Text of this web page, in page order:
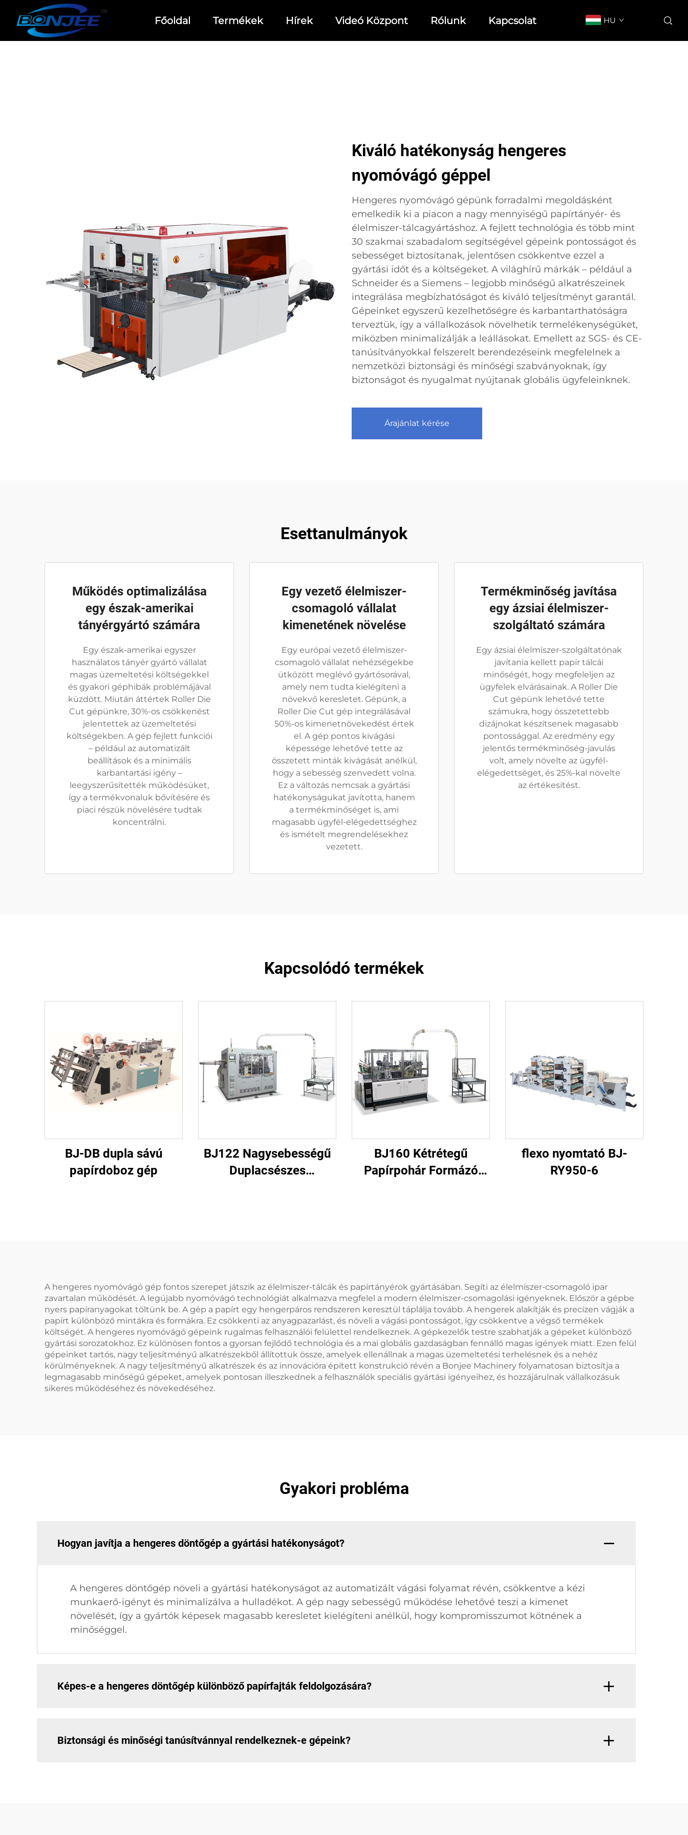
Főoldal Termékek Hírek Videó Központ Rólunk Kapcsolat HU
Kiváló hatékonyság hengeres
nyomóvágó géppel
Hengeres nyomóvágó gépünk forradalmi megoldásként
emelkedik ki a piacon a nagy mennyiségű papírtányér- és
élelmiszer-tálcagyártáshoz. A fejlett technológia és több mint
30 szakmai szabadalom segítségével gépeink pontosságot és
sebességet biztosítanak, jelentősen csökkentve ezzel a
gyártási időt és a költségeket. A világhírű márkák – például a
Schneider és a Siemens – legjobb minőségű alkatrészeinek
integrálása megbízhatóságot és kiváló teljesítményt garantál.
Gépeinket egyszerű kezelhetőségre és karbantarthatóságra
terveztük, így a vállalkozások növelhetik termelékenységüket,
miközben minimalizálják a leállásokat. Emellett az SGS- és CE-
tanúsítványokkal felszerelt berendezéseink megfelelnek a
nemzetközi biztonsági és minőségi szabványoknak, így
biztonságot és nyugalmat nyújtanak globális ügyfeleinknek.
Árajánlat kérése
Esettanulmányok
Működés optimalizálása
egy észak-amerikai
tányérgyártó számára
Egy észak-amerikai egyszer
használatos tányér gyártó vállalat
magas üzemeltetési költségekkel
és gyakori géphibák problémájával
küzdött. Miután áttértek Roller Die
Cut gépünkre, 30%-os csökkenést
jelentettek az üzemeltetési
költségekben. A gép fejlett funkciói
– például az automatizált
beállítások és a minimális
karbantartási igény –
leegyszerűsítették működésüket,
így a termékvonaluk bővítésére és
piaci részük növelésére tudtak
koncentrálni.
Egy vezető élelmiszer-
csomagoló vállalat
kimenetének növelése
Egy európai vezető élelmiszer-
csomagoló vállalat nehézségekbe
ütközött meglévő gyártósorával,
amely nem tudta kielégíteni a
növekvő keresletet. Gépünk, a
Roller Die Cut gép integrálásával
50%-os kimenetnövekedést értek
el. A gép pontos kivágási
képessége lehetővé tette az
összetett minták kivágását anélkül,
hogy a sebesség szenvedett volna.
Ez a változás nemcsak a gyártási
hatékonyságukat javította, hanem
a termékminőséget is, ami
magasabb ügyfél-elégedettséghez
és ismételt megrendelésekhez
vezetett.
Termékminőség javítása
egy ázsiai élelmiszer-
szolgáltató számára
Egy ázsiai élelmiszer-szolgáltatónak
javítania kellett papír tálcái
minőségét, hogy megfeleljen az
ügyfelek elvárásainak. A Roller Die
Cut gépünk lehetővé tette
számukra, hogy összetettebb
dizájnokat készítsenek magasabb
pontossággal. Az eredmény egy
jelentős termékminőség-javulás
volt, amely növelte az ügyfél-
elégedettséget, és 25%-kal növelte
az értékesítést.
Kapcsolódó termékek
BJ-DB dupla sávú
papírdoboz gép
BJ122 Nagysebességű
Duplacsészes
BJ160 Kétrétegű
Papírpohár Formázó
flexo nyomtató BJ-
RY950-6
A hengeres nyomóvágó gép fontos szerepet játszik az élelmiszer-tálcák és papírtányérok gyártásában. Segíti az élelmiszer-csomagoló ipar
zavartalan működését. A legújabb nyomóvágó technológiát alkalmazva megfelel a modern élelmiszer-csomagolási igényeknek. Először a gépbe
nyers papíranyagokat töltünk be. A gép a papírt egy hengerpáros rendszeren keresztül táplálja tovább. A hengerek alakítják és precízen vágják a
papírt különböző mintákra és formákra. Ez csökkenti az anyagpazarlást, és növeli a vágási pontosságot, így csökkentve a végső termékek
költségét. A hengeres nyomóvágó gépeink rugalmas felhasználói felülettel rendelkeznek. A gépkezelők testre szabhatják a gépeket különböző
gyártási sorozatokhoz. Ez különösen fontos a gyorsan fejlődő technológia és a mai globális gazdaságban fennálló magas igények miatt. Ezen felül
gépeinket tartós, nagy teljesítményű alkatrészekből állítottuk össze, amelyek ellenállnak a magas üzemeltetési terhelésnek és a nehéz
körülményeknek. A nagy teljesítményű alkatrészek és az innovációra épített konstrukció révén a Bonjee Machinery folyamatosan biztosítja a
legmagasabb minőségű gépeket, amelyek pontosan illeszkednek a felhasználók speciális gyártási igényeihez, és hozzájárulnak vállalkozásuk
sikeres működéséhez és növekedéséhez.
Gyakori probléma
Hogyan javítja a hengeres döntőgép a gyártási hatékonyságot?
A hengeres döntőgép növeli a gyártási hatékonyságot az automatizált vágási folyamat révén, csökkentve a kézi
munkaerő-igényt és minimalizálva a hulladékot. A gép nagy sebességű működése lehetővé teszi a kimenet
növelését, így a gyártók képesek magasabb keresletet kielégíteni anélkül, hogy kompromisszumot kötnének a
minőséggel.
Képes-e a hengeres döntőgép különböző papírfajták feldolgozására?
Biztonsági és minőségi tanúsítvánnyal rendelkeznek-e gépeink?